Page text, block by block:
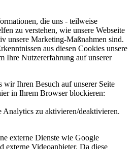
die uns - teilweise
zu verstehen, wie unsere Webseite
unsere Marketing-Maßnahmen sind.
aus diesen Cookies unsere
Ihre Nutzererfahrung auf unserer
wir Ihren Besuch auf unserer Seite
in Ihrem Browser blockieren:
zu aktivieren/deaktivieren.
externe Dienste wie Google
externe Videoanbieter. Da diese